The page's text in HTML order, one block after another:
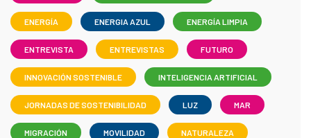
ENERGÍA ENERGIA AZUL ENERGÍA LIMPIA
ENTREVISTA ENTREVISTAS FUTURO
INNOVACIÓN SOSTENIBLE INTELIGENCIA ARTIFICIAL
JORNADAS DE SOSTENIBILIDAD LUZ MAR
MIGRACIÓN MOVILIDAD NATURALEZA